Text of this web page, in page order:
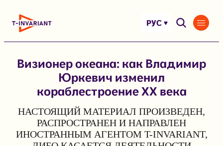
РУС
Визионер океана: как Владимир
Юркевич изменил
кораблестроение XX века
НАСТОЯЩИЙ МАТЕРИАЛ ПРОИЗВЕДЕН,
РАСПРОСТРАНЕН И НАПРАВЛЕН
ИНОСТРАННЫМ АГЕНТОМ T-INVARIANT,